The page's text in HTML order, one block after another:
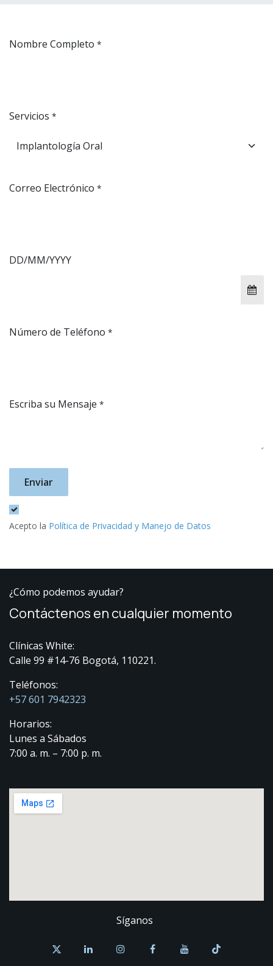
Nombre Completo *
Servicios *
Correo Electrónico *
DD/MM/YYYY
Número de Teléfono *
Escriba su Mensaje *
Enviar
Acepto la Política de Privacidad y Manejo de Datos
¿Cómo podemos ayudar?
Contáctenos en cualquier momento
Clínicas White:
Calle 99 #14-76 Bogotá, 110221.
Teléfonos:
+57 601 7942323
Horarios:
Lunes a Sábados
7:00 a. m. – 7:00 p. m.
Síganos